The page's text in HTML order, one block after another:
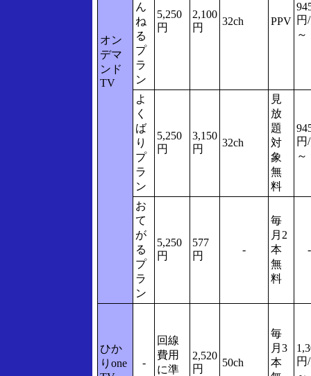
オン
デマ
ンド
TV
ん
ね
る
プ
ラ
ン
5,250
円
2,100
円
32ch PPV 円
～
よ
く
ば
り
プ
ラ
ン
5,250
円
3,150
円
32ch
見
放
題
対
象
無
料
円
～
お
て
が
る
プ
ラ
ン
5,250
円
577
円
-
毎
月2
本
無
料
-
ひか
りone
-
回線
費用
に準
2,520
円
50ch
毎
月3
本
円